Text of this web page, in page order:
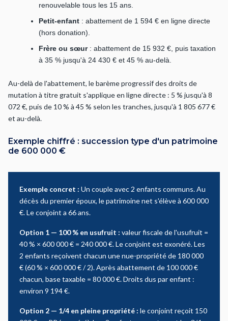
renouvelable tous les 15 ans.
Petit-enfant : abattement de 1 594 € en ligne directe
(hors donation).
Frère ou sœur: abattement de 15 932 €, puis taxation
à 35 % jusqu'à 24 430 € et 45 % au-delà.
Au-delà de l'abattement, le barème progressif des droits de
mutation à titre gratuit s'applique en ligne directe : 5 % jusqu'à 8
072 €, puis de 10 % à 45 % selon les tranches, jusqu'à 1 805 677 €
et au-delà.
Exemple chiffré : succession type d'un patrimoine
de 600 000 €
Exemple concret : Un couple avec 2 enfants communs. Au
décès du premier époux, le patrimoine net s'élève à 600 000
€. Le conjoint a 66 ans.
Option 1 — 100 % en usufruit : valeur fiscale de l'usufruit =
40 % × 600 000 € = 240 000 €. Le conjoint est exonéré. Les
2 enfants reçoivent chacun une nue-propriété de 180 000
€ (60 % × 600 000 € / 2). Après abattement de 100 000 €
chacun, base taxable = 80 000 €. Droits dus par enfant :
environ 9 194 €.
Option 2 — 1/4 en pleine propriété : le conjoint reçoit 150